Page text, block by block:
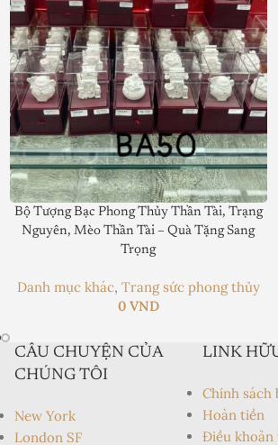
Bộ Tượng Bạc Phong Thủy Thần Tài, Trạng
Nguyên, Mèo Thần Tài – Quà Tặng Sang
Trọng
Danh mục khác, Trang sức phong thủy
0 VND
CÂU CHUYỆN CỦA
CHÚNG TÔI
New York
London SF
LINK
Chính sách
Hoàn tiền
Điều khoản